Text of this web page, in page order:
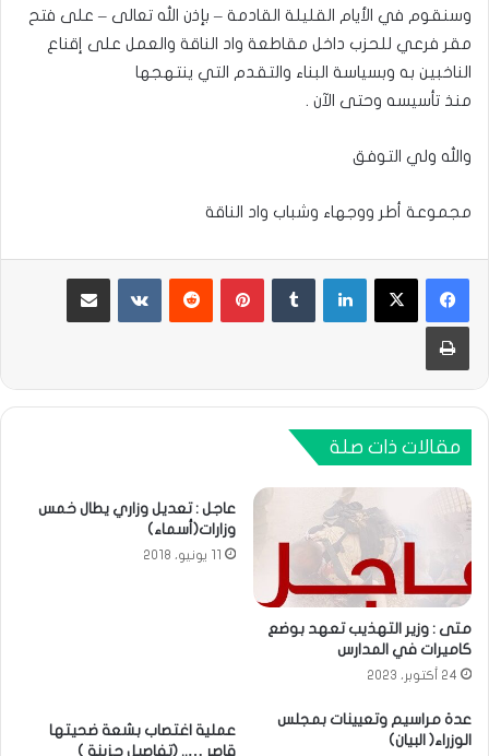
وسنقوم في الأيام القليلة القادمة – بإذن الله تعالى – على فتح
مقر فرعي للحزب داخل مقاطعة واد الناقة والعمل على إقناع
الناخبين به وبسياسة البناء والتقدم التي ينتهجها
منذ تأسيسه وحتى الآن .
والله ولي التوفق
مجموعة أطر ووجهاء وشباب واد الناقة
لينكدإن بينتيريست مشاركة عبر البريد
طباعة
مقالات ذات صلة
متى : وزير التهذيب تعهد بوضع
كاميرات في المدارس
24 أكتوبر، 2023
عاجل : تعديل وزاري يطال خمس
وزارات(أسماء)
11 يونيو، 2018
عدة مراسيم وتعيينات بمجلس
الوزراء( البيان)
عملية اغتصاب بشعة ضحيتها
قاصر ….. (تفاصيل حزينة )